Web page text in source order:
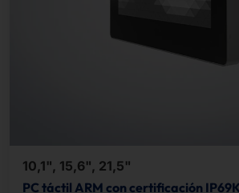
10,1", 15,6", 21,5"
PC táctil ARM con certificación